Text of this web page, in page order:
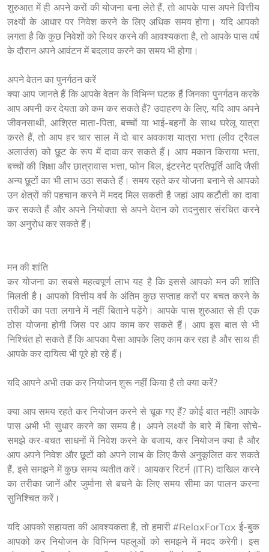
शुरुआत में ही अपने करों की योजना बना लेते हैं, तो आपके पास अपने वित्तीय
लक्ष्यों के आधार पर निवेश करने के लिए अधिक समय होगा। यदि आपको
लगता है कि कुछ निवेशों को स्थिर करने की आवश्यकता है, तो आपके पास वर्ष
के दौरान अपने आवंटन में बदलाव करने का समय भी होगा।
अपने वेतन का पुनर्गठन करें
क्या आप जानते हैं कि आपके वेतन के विभिन्न घटक हैं जिनका पुनर्गठन करके
आप अपनी कर देयता को कम कर सकते हैं? उदाहरण के लिए, यदि आप अपने
जीवनसाथी, आश्रित माता-पिता, बच्चों या भाई-बहनों के साथ घरेलू यात्रा
करते हैं, तो आप हर चार साल में दो बार अवकाश यात्रा भत्ता (लीव ट्रैवल
अलाउंस) को छूट के रूप में दावा कर सकते हैं। आप मकान किराया भत्ता,
बच्चों की शिक्षा और छात्रावास भत्ता, फोन बिल, इंटरनेट प्रतिपूर्ति आदि जैसी
अन्य छूटों का भी लाभ उठा सकते हैं। समय रहते कर योजना बनाने से आपको
उन क्षेत्रों की पहचान करने में मदद मिल सकती है जहां आप कटौती का दावा
कर सकते हैं और अपने नियोक्ता से अपने वेतन को तदनुसार संरचित करने
का अनुरोध कर सकते हैं।
मन की शांति
कर योजना का सबसे महत्वपूर्ण लाभ यह है कि इससे आपको मन की शांति
मिलती है। आपको वित्तीय वर्ष के अंतिम कुछ सप्ताह करों पर बचत करने के
तरीकों का पता लगाने में नहीं बिताने पड़ेंगे। आपके पास शुरुआत से ही एक
ठोस योजना होगी जिस पर आप काम कर सकते हैं। आप इस बात से भी
निश्चिंत हो सकते हैं कि आपका पैसा आपके लिए काम कर रहा है और साथ ही
आपके कर दायित्व भी पूरे हो रहे हैं।
यदि आपने अभी तक कर नियोजन शुरू नहीं किया है तो क्या करें?
क्या आप समय रहते कर नियोजन करने से चूक गए हैं? कोई बात नहीं! आपके
पास अभी भी सुधार करने का समय है। अपने लक्ष्यों के बारे में बिना सोचे-
समझे कर-बचत साधनों में निवेश करने के बजाय, कर नियोजन क्या है और
आप अपने निवेश और छूटों को अपने लाभ के लिए कैसे अनुकूलित कर सकते
हैं, इसे समझने में कुछ समय व्यतीत करें। आयकर रिटर्न (ITR) दाखिल करने
का तरीका जानें और जुर्माना से बचने के लिए समय सीमा का पालन करना
सुनिश्चित करें।
यदि आपको सहायता की आवश्यकता है, तो हमारी #RelaxForTax ई-बुक
आपको कर नियोजन के विभिन्न पहलुओं को समझने में मदद करेगी। इस